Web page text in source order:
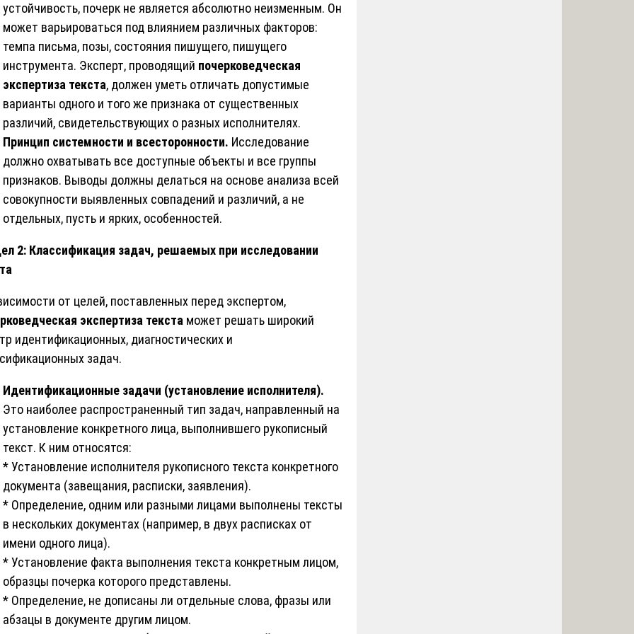
устойчивость, почерк не является абсолютно неизменным. Он
может варьироваться под влиянием различных факторов:
темпа письма, позы, состояния пишущего, пишущего
инструмента. Эксперт, проводящий почерковедческая
экспертиза текста, должен уметь отличать допустимые
варианты одного и того же признака от существенных
различий, свидетельствующих о разных исполнителях.
Принцип системности и всесторонности. Исследование
должно охватывать все доступные объекты и все группы
признаков. Выводы должны делаться на основе анализа всей
совокупности выявленных совпадений и различий, а не
отдельных, пусть и ярких, особенностей.
2: Классификация задач, решаемых при исследовании
от целей, поставленных перед экспертом,
экспертиза текста может решать широкий
идентификационных, диагностических и
задач.
Идентификационные задачи (установление исполнителя).
Это наиболее распространенный тип задач, направленный на
установление конкретного лица, выполнившего рукописный
текст. К ним относятся:
* Установление исполнителя рукописного текста конкретного
документа (завещания, расписки, заявления).
* Определение, одним или разными лицами выполнены тексты
в нескольких документах (например, в двух расписках от
имени одного лица).
* Установление факта выполнения текста конкретным лицом,
образцы почерка которого представлены.
* Определение, не дописаны ли отдельные слова, фразы или
абзацы в документе другим лицом.